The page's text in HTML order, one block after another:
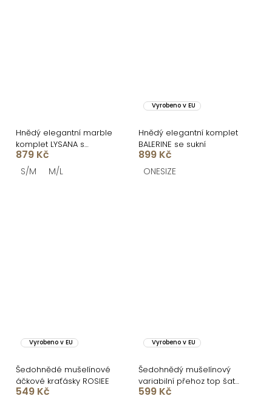
Hnědý elegantní marble
komplet LYSANA s
rozparkem
879 Kč
S/M M/L
Vyrobeno v EU
Hnědý elegantní komplet
BALERINE se sukní
899 Kč
ONESIZE
Vyrobeno v EU
Šedohnědé mušelínové
áčkové kraťásky ROSIEE
549 Kč
Vyrobeno v EU
Šedohnědý mušelínový
variabilní přehoz top šaty
DASHER
599 Kč